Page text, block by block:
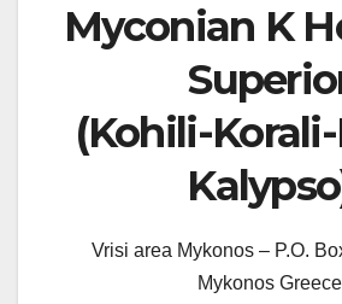
Myconian K
(Kohili-
Vrisi area Mykonos – P.O.
Mykonos Greece